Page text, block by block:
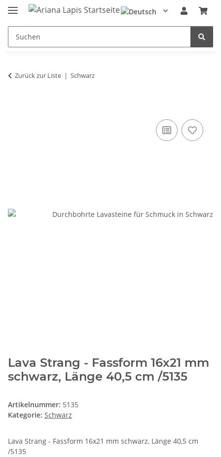
Zurück zur Liste Schwarz
Lava Strang - Fassform 16x21 mm
schwarz, Länge 40,5 cm /5135
Artikelnummer: 5135
Kategorie: Schwarz
Lava Strang - Fassform 16x21 mm schwarz, Länge 40,5 cm
/5135